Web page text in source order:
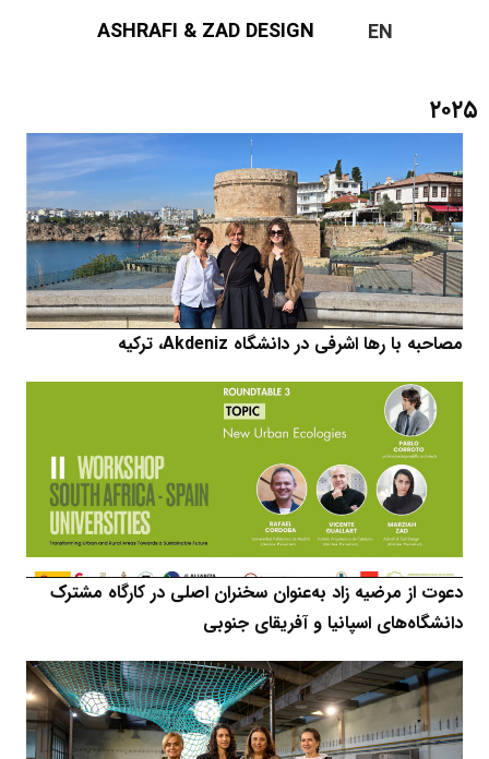
EN
ASHRAFI & ZAD DESIGN
۲۰۲۵
مصاحبه با رها اشرفی در دانشگاه Akdeniz، ترکیه
دعوت از مرضیه زاد به‌عنوان سخنران اصلی در کارگاه مشترک
دانشگاه‌های اسپانیا و آفریقای جنوبی